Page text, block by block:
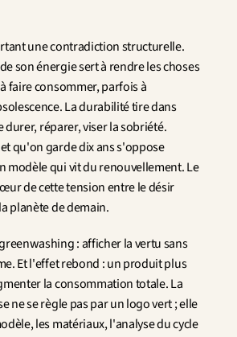
une contradiction structurelle.
son énergie sert à rendre les choses
faire consommer, parfois à
La durabilité tire dans
durer, réparer, viser la sobriété.
qu'on garde dix ans s'oppose
modèle qui vit du renouvellement. Le
de cette tension entre le désir
planète de demain.
: afficher la vertu sans
Et l'effet rebond : un produit plus
la consommation totale. La
ne se règle pas par un logo vert ; elle
les matériaux, l'analyse du cycle